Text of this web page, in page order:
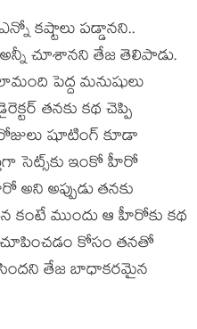
కష్టాలు పడ్డానని..
చూశానని తేజ తెలిపాడు.
పెద్ద మనుషులు
తనకు కథ చెప్పి
షూటింగ్ కూడా
సెట్స్‌కు ఇంకో హీరో
అప్పుడు తనకు
కంటే ముందు ఆ హీరోకు కథ
చూపించడం కోసం తనతో
తేజ బాధాకరమైన